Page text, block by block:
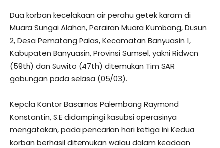
Dua korban kecelakaan air perahu getek karam di
Muara Sungai Alahan, Perairan Muara Kumbang, Dusun
2, Desa Pematang Palas, Kecamatan Banyuasin 1,
Kabupaten Banyuasin, Provinsi Sumsel, yakni Ridwan
(59th) dan Suwito (47th) ditemukan Tim SAR
gabungan pada selasa (05/03).
Kepala Kantor Basarnas Palembang Raymond
Konstantin, S.E didampingi kasubsi operasinya
mengatakan, pada pencarian hari ketiga ini Kedua
korban berhasil ditemukan walau dalam keadaan